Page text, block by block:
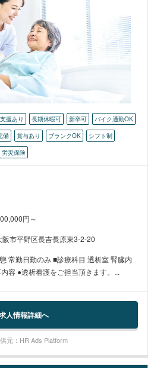
援あり 長期休暇可 新卒可
バイク通勤OK
備 賞与あり ブランクOK
シフト制
労災保険
円～
阪市平野区長吉長原東3-2-20
常勤日勤のみ ■診療科目 透析室 腎臓内
容 ●透析看護をご担当頂きます。...
人情報詳細へ
元：HR Ads Platform